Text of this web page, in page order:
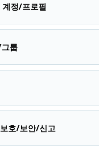
계정/프로필
룹
호/보안/신고